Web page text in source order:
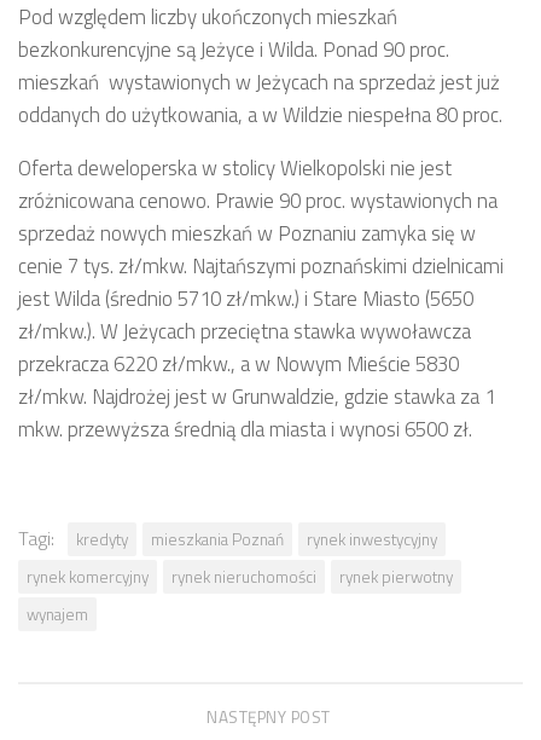
Pod względem liczby ukończonych mieszkań
bezkonkurencyjne są Jeżyce i Wilda. Ponad 90 proc.
mieszkań wystawionych w Jeżycach na sprzedaż jest już
oddanych do użytkowania, a w Wildzie niespełna 80 proc.
Oferta deweloperska w stolicy Wielkopolski nie jest
zróżnicowana cenowo. Prawie 90 proc. wystawionych na
sprzedaż nowych mieszkań w Poznaniu zamyka się w
cenie 7 tys. zł/mkw. Najtańszymi poznańskimi dzielnicami
jest Wilda (średnio 5710 zł/mkw.) i Stare Miasto (5650
zł/mkw.). W Jeżycach przeciętna stawka wywoławcza
przekracza 6220 zł/mkw., a w Nowym Mieście 5830
zł/mkw. Najdrożej jest w Grunwaldzie, gdzie stawka za 1
mkw. przewyższa średnią dla miasta i wynosi 6500 zł.
Tagi: kredyty mieszkania Poznań
rynek inwestycyjny
rynek komercyjny
rynek nieruchomości
rynek pierwotny
wynajem
NASTĘPNY POST